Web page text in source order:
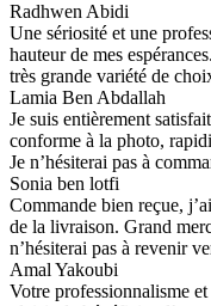
Radhwen Abidi
Une sériosité et une
hauteur de mes
très grande variété de
Lamia Ben Abdallah
Je suis entièrement
conforme à la photo,
Je n’hésiterai pas à
Sonia ben lotfi
Commande bien reçue,
de la livraison. Grand
n’hésiterai pas à revenir
Amal Yakoubi
Votre professionnalisme